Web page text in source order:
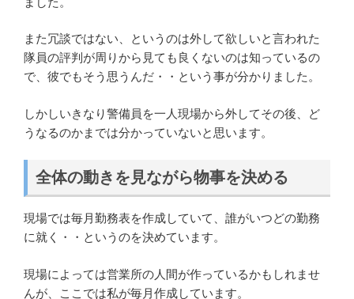
また冗談ではない、というのは外して欲しいと言われた
隊員の評判が周りから見ても良くないのは知っているの
で、彼でもそう思うんだ・・という事が分かりました。
しかしいきなり警備員を一人現場から外してその後、ど
うなるのかまでは分かっていないと思います。
全体の動きを見ながら物事を決める
現場では毎月勤務表を作成していて、誰がいつどの勤務
に就く・・というのを決めています。
現場によっては営業所の人間が作っているかもしれませ
んが、ここでは私が毎月作成しています。